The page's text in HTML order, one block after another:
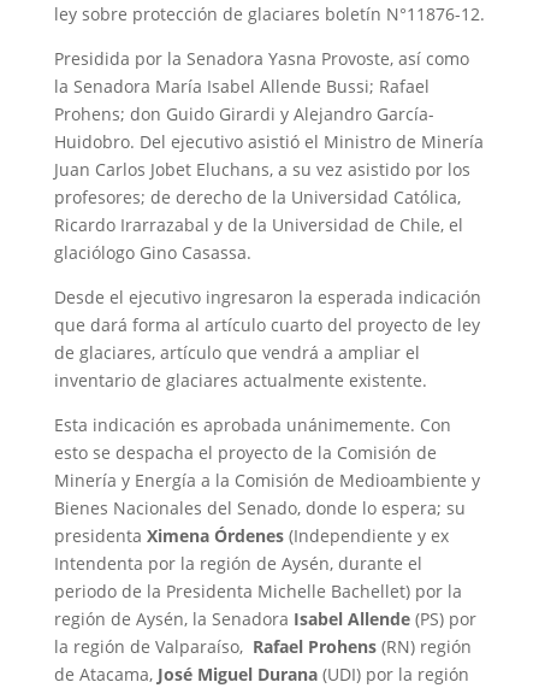
ley sobre protección de glaciares boletín N°11876-12.
Presidida por la Senadora Yasna Provoste, así como
la Senadora María Isabel Allende Bussi; Rafael
Prohens; don Guido Girardi y Alejandro García-
Huidobro. Del ejecutivo asistió el Ministro de Minería
Juan Carlos Jobet Eluchans, a su vez asistido por los
profesores; de derecho de la Universidad Católica,
Ricardo Irarrazabal y de la Universidad de Chile, el
glaciólogo Gino Casassa.
Desde el ejecutivo ingresaron la esperada indicación
que dará forma al artículo cuarto del proyecto de ley
de glaciares, artículo que vendrá a ampliar el
inventario de glaciares actualmente existente.
Esta indicación es aprobada unánimemente. Con
esto se despacha el proyecto de la Comisión de
Minería y Energía a la Comisión de Medioambiente y
Bienes Nacionales del Senado, donde lo espera; su
presidenta Ximena Órdenes(Independiente y ex
Intendenta por la región de Aysén, durante el
periodo de la Presidenta Michelle Bachellet) por la
región de Aysén, la Senadora Isabel Allende(PS) por
la región de Valparaíso, Rafael Prohens(RN) región
de Atacama, José Miguel Durana (UDI) por la región